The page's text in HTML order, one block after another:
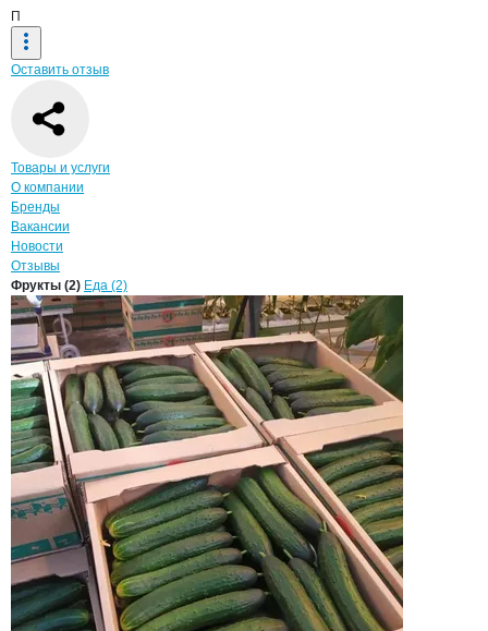
П
Оставить отзыв
Навигация по странице
Товары и услуги
О компании
Бренды
Вакансии
Новости
Отзывы
ПродукцияПромайский, ООО
Навигация по продуктам
Фрукты (2) Еда (2)